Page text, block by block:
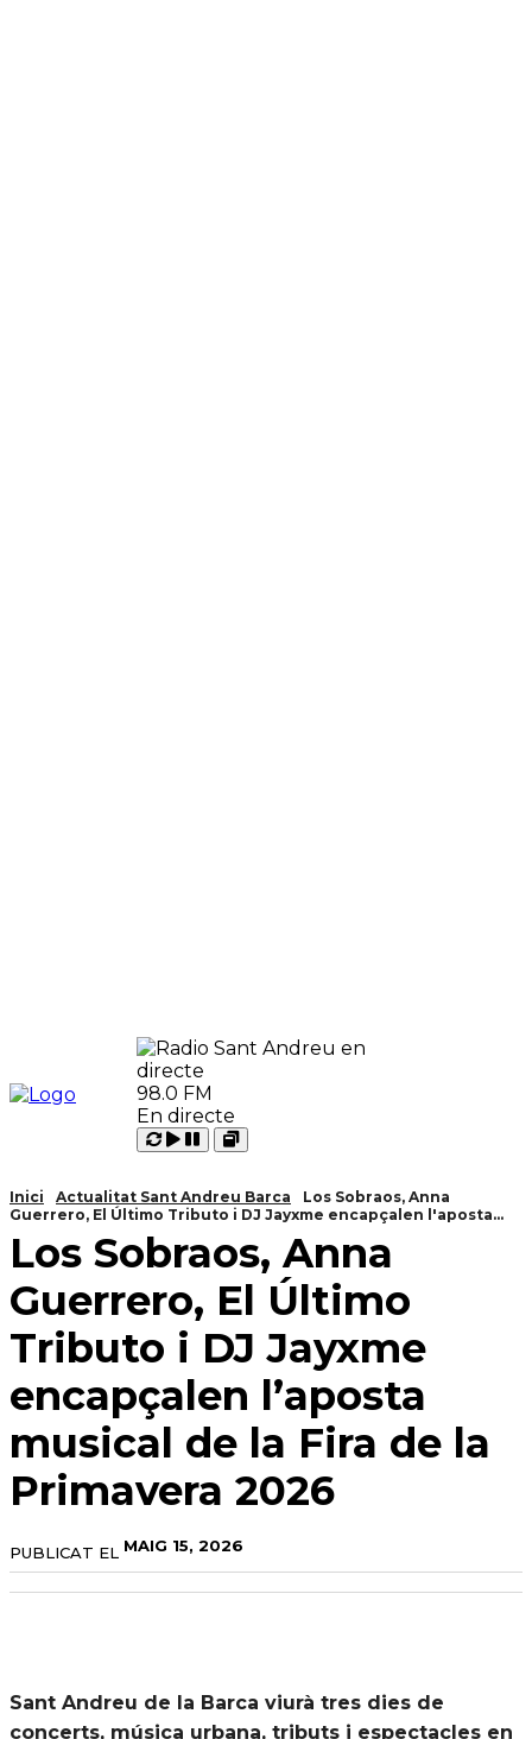
98.0 FM
En directe
Carregant
Reproduir
Pausar
Open
Inici Actualitat Sant Andreu Barca
Los Sobraos, Anna
Guerrero, El Último Tributo i DJ Jayxme encapçalen l'aposta...
Los Sobraos, Anna
Guerrero, El Último
Tributo i DJ Jayxme
encapçalen l’aposta
musical de la Fira de la
Primavera 2026
PUBLICAT EL MAIG 15, 2026
Sant Andreu de la Barca viurà tres dies de
concerts, música urbana, tributs i espectacles en